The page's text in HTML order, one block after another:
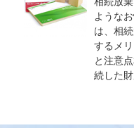
ような
は、相
するメ
と注意
続した